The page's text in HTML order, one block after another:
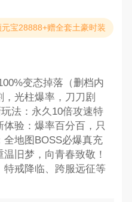
宝28888+赠全套土豪时装
变态掉落（删档内
光柱爆率，刀刀剧
法：永久10倍攻速特
验：爆率百分百，只
地图BOSS必爆真充
旧梦，向青春致敬！
戒降临、跨服远征等